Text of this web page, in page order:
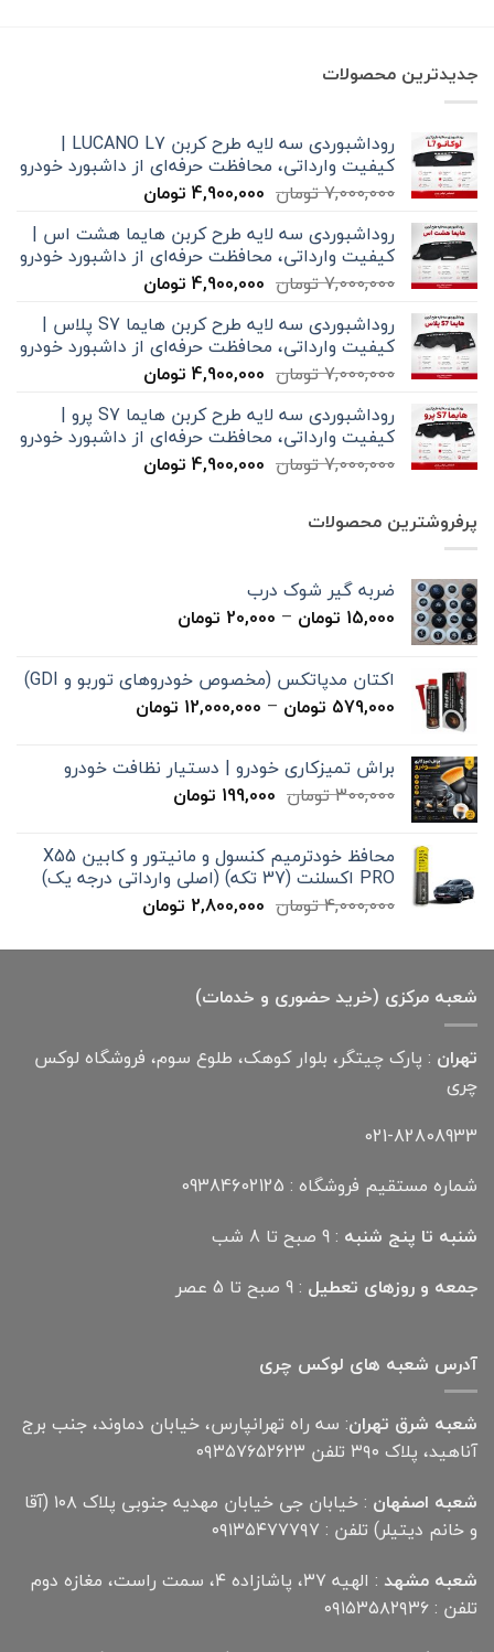
جدیدترین محصولات
روداشبوردی سه‌ لایه طرح کربن LUCANO L7 |
کیفیت وارداتی، محافظت حرفه‌ای از داشبورد خودرو
7,000,000تومان قیمت
7,000,000 تومان
بود.
4,900,000 تومانقیمت
4,900,000 تومان
است.
روداشبوردی سه‌ لایه طرح کربن هایما هشت اس |
کیفیت وارداتی، محافظت حرفه‌ای از داشبورد خودرو
7,000,000تومان قیمت
7,000,000 تومان
بود.
4,900,000 تومانقیمت
4,900,000 تومان
است.
روداشبوردی سه‌ لایه طرح کربن هایما S7 پلاس |
کیفیت وارداتی، محافظت حرفه‌ای از داشبورد خودرو
7,000,000تومان قیمت
7,000,000 تومان
بود.
4,900,000 تومانقیمت
4,900,000 تومان
است.
روداشبوردی سه‌ لایه طرح کربن هایما S7 پرو |
کیفیت وارداتی، محافظت حرفه‌ای از داشبورد خودرو
7,000,000تومان قیمت
4,900,000 تومانقیمت
پرفروشترین محصولات
ضربه گیر شوک درب
15,000 تومان –
20,000 تومان
تا
20,000 تومان
اکتان مدپاتکس (مخصوص خودروهای توربو و GDI)
579,000 تومان –
12,000,000 تومان
تا
براش تمیزکاری خودرو | دستیار نظافت خودرو
300,000تومان قیمت
بود.
199,000 تومانقیمت
199,000 تومان
است. محافظ خودترمیم کنسول و مانیتور و کابین X55
PRO اکسلنت (37 تکه) (اصلی وارداتی درجه یک)
4,000,000تومان قیمت
4,000,000 تومان
2,800,000 تومانقیمت
2,800,000 تومان
شعبه مرکزی (خرید حضوری و خدمات)
تهران : پارک چیتگر، بلوار کوهک، طلوع سوم، فروشگاه لوکس
چری
021-82808933
شماره مستقیم فروشگاه : 09384602125
شنبه تا پنج شنبه : 9 صبح تا 8 شب
جمعه و روزهای تعطیل : 9 صبح تا 5 عصر
آدرس شعبه های لوکس چری
شعبه شرق تهران: سه راه تهرانپارس، خیابان دماوند، جنب برج
آناهید، پلاک ۳۹۰ تلفن ۰۹۳۵۷۶۵۲۶۲۳
شعبه اصفهان
: خیابان جی خیابان مهدیه جنوبی پلاک ۱۰۸ (آقا
و خانم دیتیلر) تلفن : ۰۹۱۳۵۴۷۷۷۹۷
شعبه مشهد
: الهیه ۳۷، پاشازاده ۴، سمت راست، مغازه دوم
تلفن : ۰۹۱۵۳۵۸۲۹۳۶